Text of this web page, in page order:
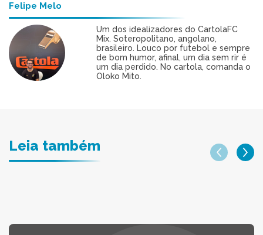
Felipe Melo
Um dos idealizadores do CartolaFC
Mix. Soteropolitano, angolano,
brasileiro. Louco por futebol e sempre
de bom humor, afinal, um dia sem rir é
um dia perdido. No cartola, comanda o
Oloko Mito.
Leia também